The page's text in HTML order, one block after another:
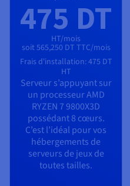
475 DT
HT/mois
soit 565,250 DT TTC/mois
Frais d'installation:475 DT
HT
Serveur s’appuyant sur
un processeurAMD
RYZEN 7 9800X3D
possédant8 cœurs.
C’est l’idéal pour vos
hébergements de
serveurs de jeux de
toutes tailles.